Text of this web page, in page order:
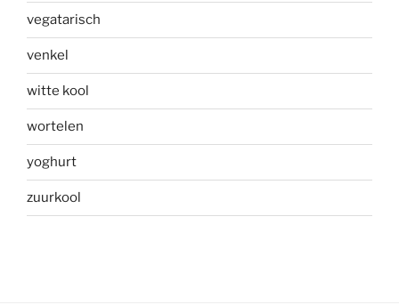
vegatarisch
venkel
witte kool
wortelen
yoghurt
zuurkool